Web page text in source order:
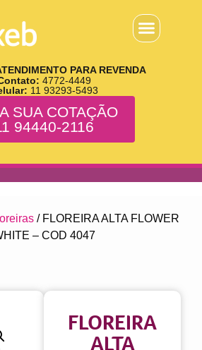
PARA REVENDA
4772-4449
11 93293-5493
SUA COTAÇÃO
94440-2116
/ FLOREIRA ALTA FLOWER
– COD 4047
FLOREIRA
ALTA